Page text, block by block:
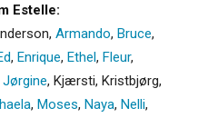
Estelle:
, Armando, Bruce,
, Enrique, Ethel, Fleur,
Jørgine, Kjærsti, Kristbjørg,
, Moses, Naya, Nelli,